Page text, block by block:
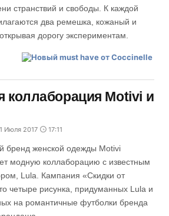
странствий и свободы. К каждой
два ремешка, кожаный и
дорогу экспериментам.
коллаборация Motivi и
Июля 2017 17:11
бренд женской одежды Motivi
модную коллаборацию с известным
Lula. Кампания «Скидки от
четыре рисунка, придуманных Lula и
на романтичные футболки бренда